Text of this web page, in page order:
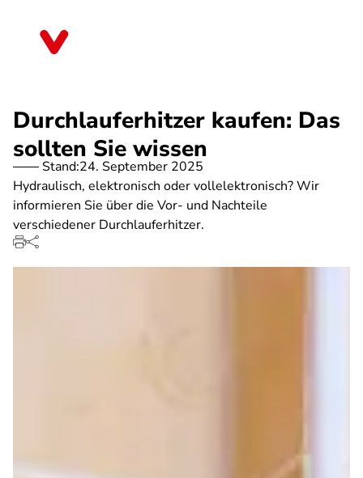
Durchlauferhitzer kaufen: Das
sollten Sie wissen
Stand:24. September 2025
Hydraulisch, elektronisch oder vollelektronisch? Wir
informieren Sie über die Vor- und Nachteile
verschiedener Durchlauferhitzer.